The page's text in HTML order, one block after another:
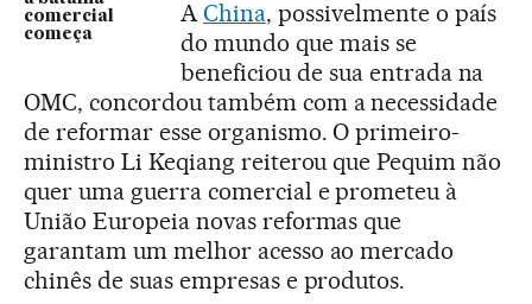
comercial
começa
AChina, possivelmente o país
do mundo que mais se
beneficiou de sua entrada na
OMC, concordou também com a necessidade
de reformar esse organismo. O primeiro-
ministro Li Keqiang reiterou que Pequim não
quer uma guerra comercial e prometeu à
União Europeia novas reformas que
garantam um melhor acesso ao mercado
chinês de suas empresas e produtos.